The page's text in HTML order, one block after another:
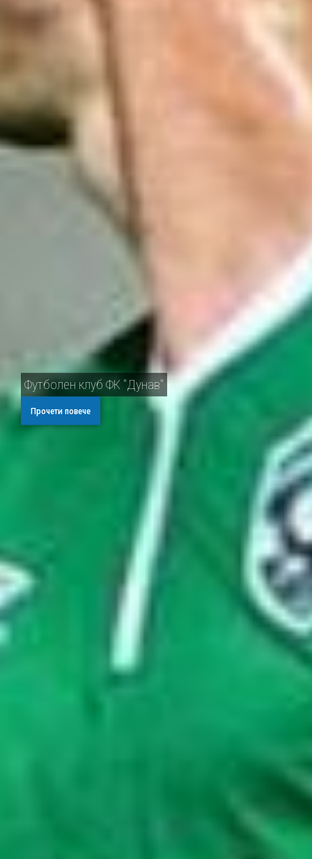
Футболен клуб ФК "Дунав"
Прочети повече